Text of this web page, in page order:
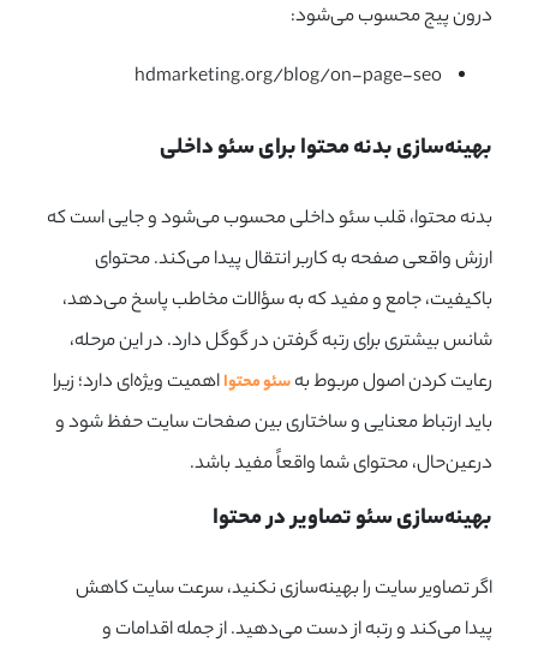
درون پیج محسوب می‌شود:
hdmarketing.org/blog/on-page-seo
بهینه‌سازی بدنه محتوا برای سئو داخلی
بدنه محتوا، قلب سئو داخلی محسوب می‌شود و جایی است که
ارزش واقعی صفحه به کاربر انتقال پیدا می‌کند. محتوای
باکیفیت، جامع و مفید که به سؤالات مخاطب پاسخ می‌دهد،
شانس بیشتری برای رتبه گرفتن در گوگل دارد. در این مرحله،
رعایت کردن اصول مربوط بهسئو محتوااهمیت ویژه‌ای دارد؛ زیرا
باید ارتباط معنایی و ساختاری بین صفحات سایت حفظ شود و
در‌عین‌حال، محتوای شما واقعاً مفید باشد.
بهینه‌سازی سئو تصاویر در محتوا
اگر تصاویر سایت را بهینه‌سازی نکنید، سرعت سایت کاهش
پیدا می‌کند و رتبه از دست می‌دهید. از جمله اقدامات و